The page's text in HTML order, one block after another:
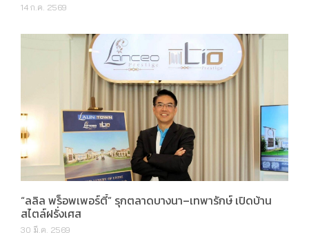
14 ก.ค. 2569
“ลลิล พร็อพเพอร์ตี้” รุกตลาดบางนา–เทพารักษ์ เปิดบ้าน
สไตล์ฝรั่งเศส
30 มี.ค. 2569